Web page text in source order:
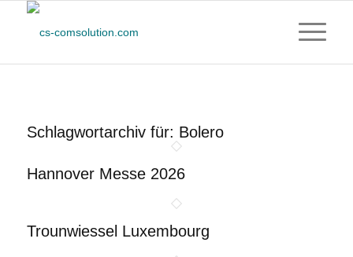
Schlagwortarchiv für: Bolero
Hannover Messe 2026
Trounwiessel Luxembourg